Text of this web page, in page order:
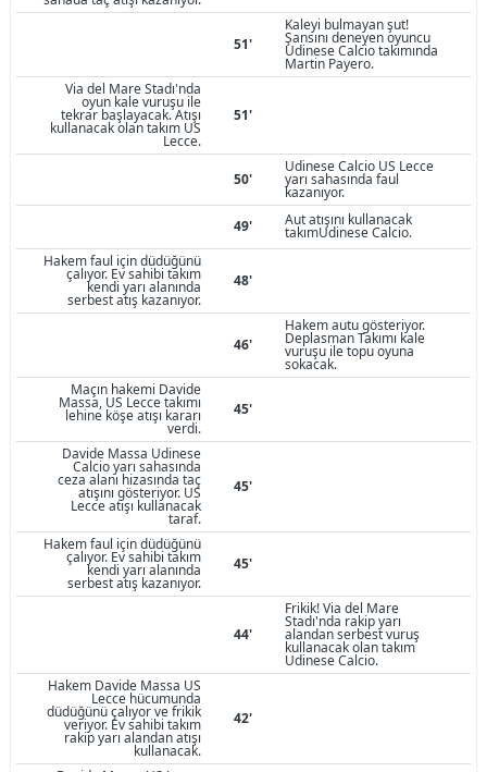
51'
Kaleyi bulmayan şut!
Şansını deneyen oyuncu
Udinese Calcio takımında
Martin Payero.
Via del Mare Stadı'nda
oyun kale vuruşu ile
tekrar başlayacak. Atışı
kullanacak olan takım US
Lecce.
51'
50'
Udinese Calcio US Lecce
yarı sahasında faul
kazanıyor.
49'
Aut atışını kullanacak
takımUdinese Calcio.
Hakem faul için düdüğünü
çalıyor. Ev sahibi takım
kendi yarı alanında
serbest atış kazanıyor.
48'
46'
Hakem autu gösteriyor.
Deplasman Takımı kale
vuruşu ile topu oyuna
sokacak.
Maçın hakemi Davide
Massa, US Lecce takımı
lehine köşe atışı kararı
verdi.
45'
Davide Massa Udinese
Calcio yarı sahasında
ceza alanı hizasında taç
atışını gösteriyor. US
Lecce atışı kullanacak
taraf.
45'
Hakem faul için düdüğünü
çalıyor. Ev sahibi takım
kendi yarı alanında
serbest atış kazanıyor.
45'
44'
Frikik! Via del Mare
Stadı'nda rakip yarı
alandan serbest vuruş
kullanacak olan takım
Udinese Calcio.
Hakem Davide Massa US
Lecce hücumunda
düdüğünü çalıyor ve frikik
veriyor. Ev sahibi takım
rakip yarı alandan atışı
kullanacak.
42'